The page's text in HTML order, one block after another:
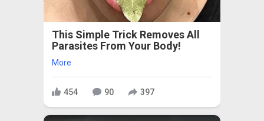
This Simple Trick Removes All
Parasites From Your Body!
More
454 90 397